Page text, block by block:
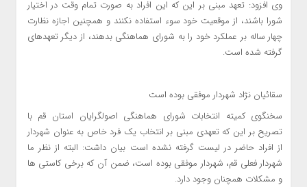
وی افزود: تعهد مبنی بر این که این افراد به صورت تمام وقت در اختیار
شورا باشند، از موقعیت خود سوء استفاده نکنند و همچنین اجازه نظارت
چهار ساله بر عملکرد خود را به شورای هماهنگی بدهند، از دیگر تعهدهای
گرفته شده است.
سقائیان نژاد شهردار موفقی بوده است
سخنگوی کمیته انتخابات شورای هماهنگی اصولگرایان استان قم با
تصریح بر این که تعهدی مبنی بر انتخاب یک فرد خاص به عنوان شهردار
از افراد حاضر در لیست گرفته نشده است بیان داشت: البته از نظر ما
شهردار فعلی قم، شهردار موفقی بوده است، ضمن آن که برخی کاستی ها
و مشکلات همچنان وجود دارد.